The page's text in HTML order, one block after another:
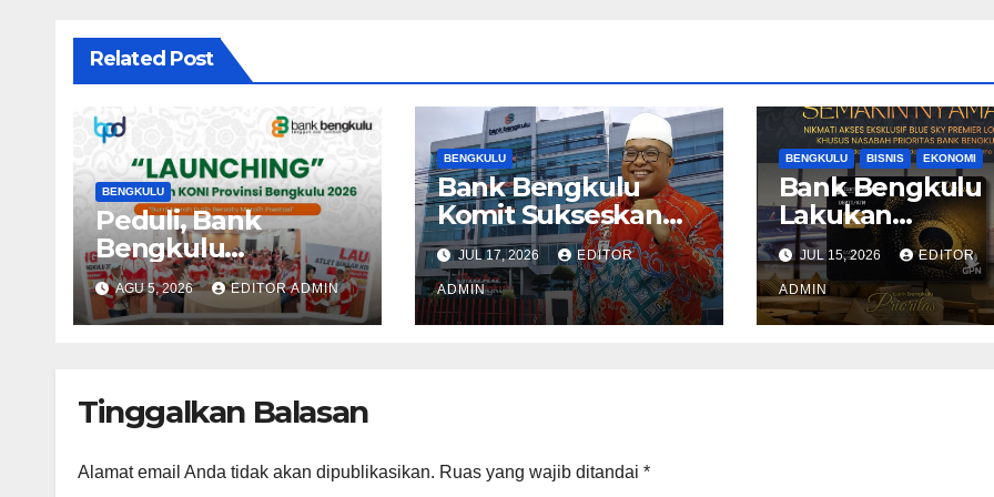
Related Post
BENGKULU
Peduli, Bank
Bengkulu
Kolaborasi Lindungi
1000 Atlet
AGU 5, 2026 EDITOR ADMIN
BENGKULU
Bank Bengkulu
Komit Sukseskan
Konferprov PWI
Bengkulu 2026
JUL 17, 2026 EDITOR
ADMIN
BENGKULU BISNIS EKONOMI
Bank Bengkulu
Lakukan
Penyesuaian
Tampilan Saldo
Efektif, Perkuat
Komitmen
JUL 15, 2026 EDITOR
ADMIN
Tinggalkan Balasan
Alamat email Anda tidak akan dipublikasikan. Ruas yang wajib ditandai *